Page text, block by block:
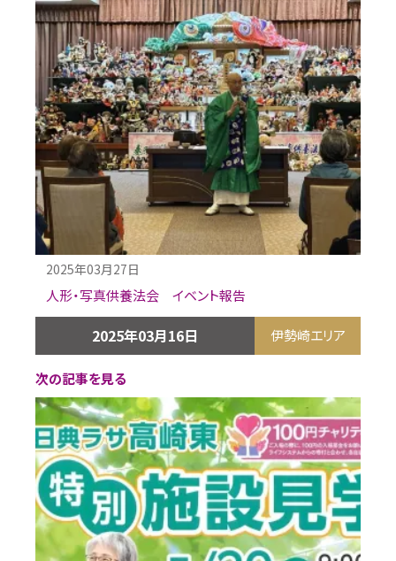
2025年03月27日
人形・写真供養法会 イベント報告
2025年03月16日 伊勢崎エリア
次の記事を見る